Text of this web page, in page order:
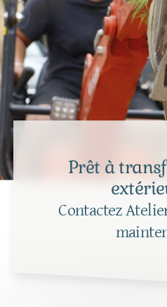
Prêt à
Contactez